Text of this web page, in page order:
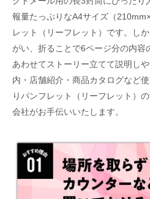
報量たっぷりなA4サイズ（
レット（リーフレット）です。し
がい、折ることで6ページ分の内容
あわせてストーリー立てて説明し
内・店舗紹介・商品カタログなど
りパンフレット（リーフレット）
会社がお手伝いいたします。